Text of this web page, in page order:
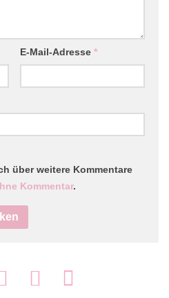
E-Mail-Adresse *
über weitere Kommentare
Kommentar.